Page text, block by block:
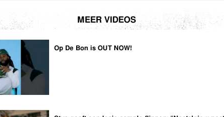
MEER VIDEOS
Op De Bon is OUT NOW!